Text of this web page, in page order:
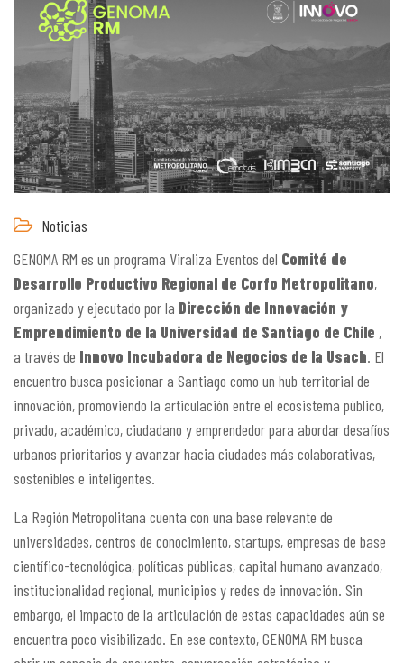
Noticias
GENOMA RM es un programa Viraliza Eventos del Comité de
Desarrollo Productivo Regional de Corfo Metropolitano,
organizado y ejecutado por la Dirección de Innovación y
Emprendimiento de la Universidad de Santiago de Chile ,
a través de Innovo Incubadora de Negocios de la Usach. El
encuentro busca posicionar a Santiago como un hub territorial de
innovación, promoviendo la articulación entre el ecosistema público,
privado, académico, ciudadano y emprendedor para abordar desafíos
urbanos prioritarios y avanzar hacia ciudades más colaborativas,
sostenibles e inteligentes.
La Región Metropolitana cuenta con una base relevante de
universidades, centros de conocimiento, startups, empresas de base
científico-tecnológica, políticas públicas, capital humano avanzado,
institucionalidad regional, municipios y redes de innovación. Sin
embargo, el impacto de la articulación de estas capacidades aún se
encuentra poco visibilizado. En ese contexto, GENOMA RM busca